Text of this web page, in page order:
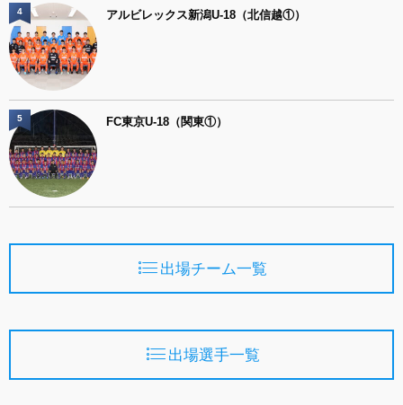
アルビレックス新潟U-18（北信越①）
4
FC東京U-18（関東①）
5
出場チーム一覧
出場選手一覧